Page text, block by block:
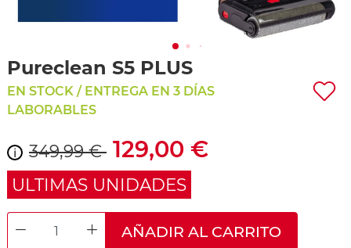
Pureclean S5 PLUS
EN STOCK / ENTREGA EN 3 DÍAS
LABORABLES
i 349,99 € 129,00 €
ULTIMAS UNIDADES
DECREASE QUANTITYINCREASE QUANTITY
AÑADIR AL CARRITO